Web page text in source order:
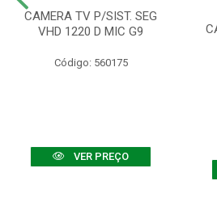
CAMERA TV P/SIST. SEG
VHD 1220 D MIC G9
Código: 560175
VER PREÇO